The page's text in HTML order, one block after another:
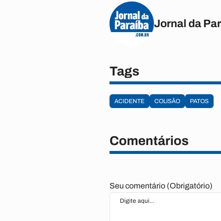
Jornal da
Tags
ACIDENTE COLISÃO PATOS
Comentários
Seu comentário (Obrigatório)